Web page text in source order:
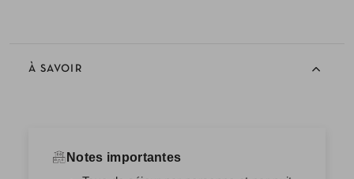
À SAVOIR
Notes importantes